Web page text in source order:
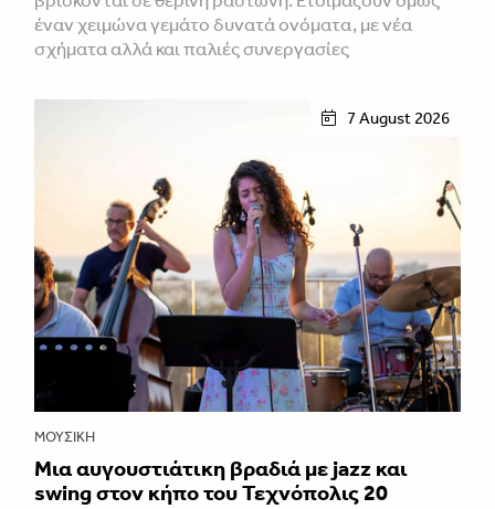
έναν χειμώνα γεμάτο δυνατά ονόματα, με νέα
σχήματα αλλά και παλιές συνεργασίες
7 August 2026
ΜΟΥΣΙΚΉ
Μια αυγουστιάτικη βραδιά με jazz και
swing στον κήπο του Τεχνόπολις 20